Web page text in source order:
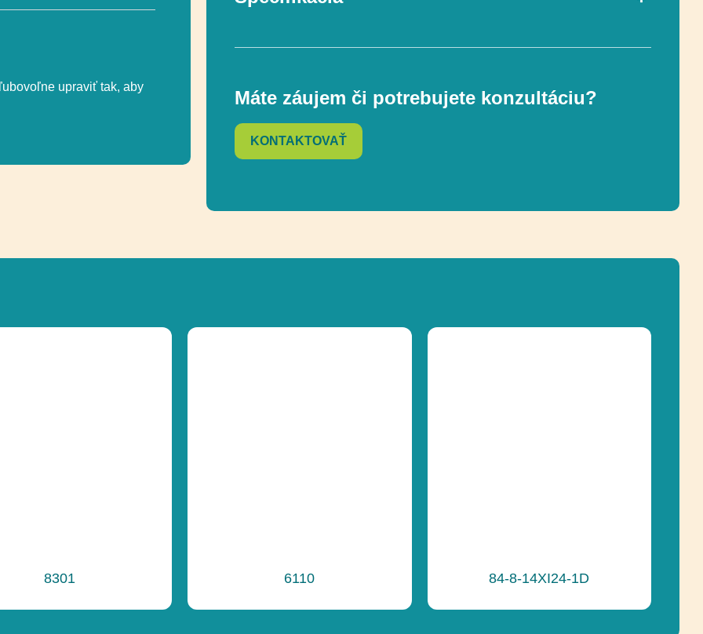
upraviť tak, aby
Rozmer 28 L
Máte záujem či potrebujete konzultáciu?
KONTAKTOVAŤ
8301 6110 84-8-14XI24-1D